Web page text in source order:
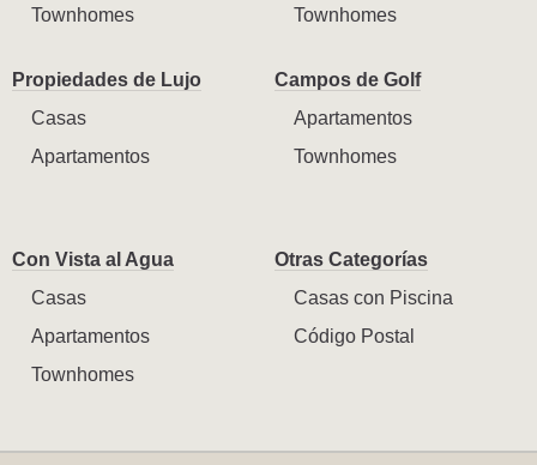
Townhomes
Townhomes
Propiedades de Lujo
Casas
Apartamentos
Campos de Golf
Apartamentos
Townhomes
Con Vista al Agua
Casas
Apartamentos
Townhomes
Otras Categorías
Casas con Piscina
Código Postal